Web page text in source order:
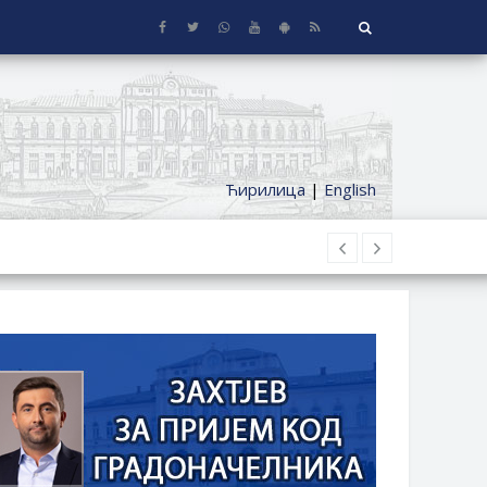
Ћирилица|English
SA OKUĆNICOM NA TERITORIJI
DODATAK ZA DEMOBILISANE BORCE